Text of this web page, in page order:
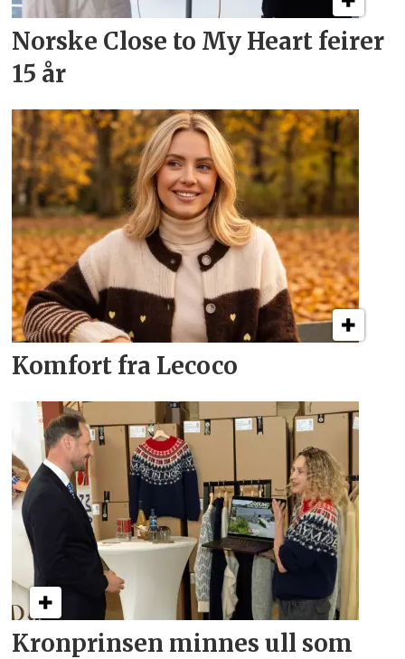
Norske Close to My Heart feirer
15 år
Komfort fra Lecoco
Kronprinsen minnes ull som